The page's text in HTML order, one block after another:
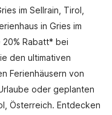
im Sellrain, Tirol,
in Gries im
Rabatt* bei
den ultimativen
Ferienhäusern von
oder geplanten
Österreich. Entdecken